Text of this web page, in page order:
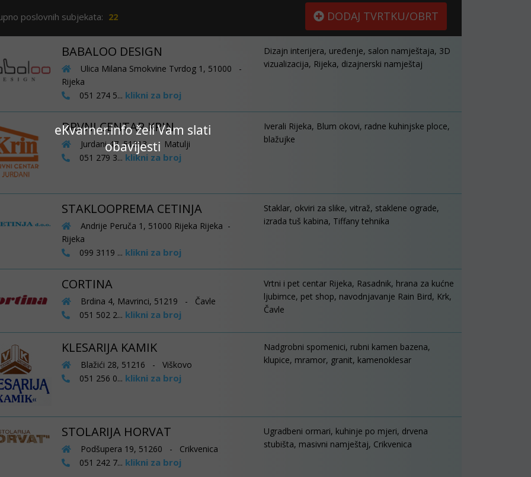
eKvarner.info želi Vam slati
obavijesti
poslovnih subjekata: 22 DODAJ TVRTKU/OBRT
BABALOO DESIGN
Ulica Milana Smokvine Tvrdog 1, 51000 -
Rijeka
051 274 5... klikni za broj
Dizajn interijera, uređenje, salon namještaja, 3D
vizualizacija, Rijeka, dizajnerski namještaj
DRVNI CENTAR KRIN
Jurdani 47, 51213 - Matulji
051 279 3... klikni za broj
Iverali Rijeka, Blum okovi, radne kuhinjske ploce,
blažujke
STAKLOOPREMA CETINJA
Andrije Peruča 1, 51000 Rijeka Rijeka -
Rijeka
099 3119 ... klikni za broj
Staklar, okviri za slike, vitraž, staklene ograde,
izrada tuš kabina, Tiffany tehnika
CORTINA
Brdina 4, Mavrinci, 51219 - Čavle
051 502 2... klikni za broj
Vrtni i pet centar Rijeka, Rasadnik, hrana za kućne
ljubimce, pet shop, navodnjavanje Rain Bird, Krk,
Čavle
KLESARIJA KAMIK
Blažići 28, 51216 - Viškovo
051 256 0... klikni za broj
Nadgrobni spomenici, rubni kamen bazena,
klupice, mramor, granit, kamenoklesar
STOLARIJA HORVAT
Podšupera 19, 51260 - Crikvenica
051 242 7... klikni za broj
Ugradbeni ormari, kuhinje po mjeri, drvena
stubišta, masivni namještaj, Crikvenica